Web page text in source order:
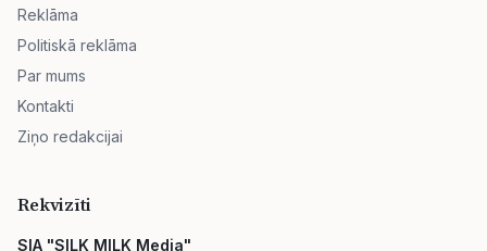
Reklāma
Politiskā reklāma
Par mums
Kontakti
Ziņo redakcijai
Rekvizīti
SIA "SILK MILK Media"